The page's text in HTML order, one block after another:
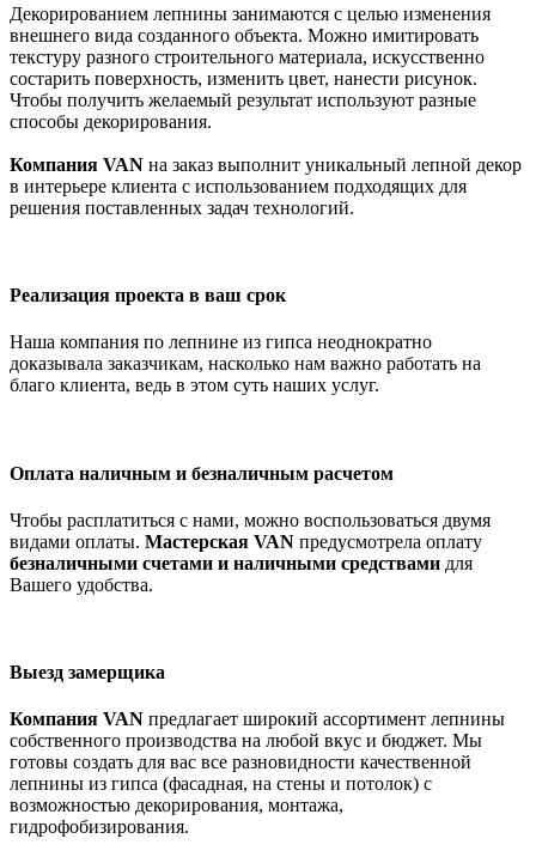
Декорированием лепнины занимаются с целью изменения
внешнего вида созданного объекта. Можно имитировать
текстуру разного строительного материала, искусственно
состарить поверхность, изменить цвет, нанести рисунок.
Чтобы получить желаемый результат используют разные
способы декорирования.
Компания VAN на заказ выполнит уникальный лепной декор
в интерьере клиента с использованием подходящих для
решения поставленных задач технологий.
Реализация проекта в ваш срок
Наша компания по лепнине из гипса неоднократно
доказывала заказчикам, насколько нам важно работать на
благо клиента, ведь в этом суть наших услуг.
Оплата наличным и безналичным расчетом
Чтобы расплатиться с нами, можно воспользоваться двумя
видами оплаты. Мастерская VAN предусмотрела оплату
безналичными счетами и наличными средствами для
Вашего удобства.
Выезд замерщика
Компания VAN предлагает широкий ассортимент лепнины
собственного производства на любой вкус и бюджет. Мы
готовы создать для вас все разновидности качественной
лепнины из гипса (фасадная, на стены и потолок) с
возможностью декорирования, монтажа,
гидрофобизирования.